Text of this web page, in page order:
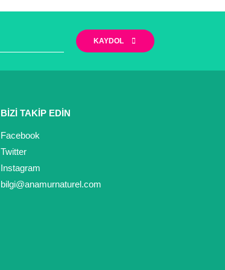
KAYDOL
BİZİ TAKİP EDİN
Facebook
Twitter
Instagram
bilgi@anamurnaturel.com